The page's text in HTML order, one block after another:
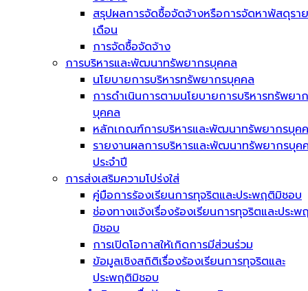
สรุปผลการจัดซื้อจัดจ้างหรือการจัดหาพัสดุราย
เดือน
การจัดซื้อจัดจ้าง
การบริหารและพัฒนาทรัพยากรบุคคล
นโยบายการบริหารทรัพยากรบุคคล
การดำเนินการตามนโยบายการบริหารทรัพยา
บุคคล
หลักเกณฑ์การบริหารและพัฒนาทรัพยากรบุค
รายงานผลการบริหารและพัฒนาทรัพยากรบุค
ประจำปี
การส่งเสริมความโปร่งใส่
คู่มือการร้องเรียนการทุจริตและประพฤติมิชอบ
ช่องทางแจ้งเรื่องร้องเรียนการทุจริตและประพ
มิชอบ
การเปิดโอกาสให้เกิดการมีส่วนร่วม
ข้อมูลเชิงสถิติเรื่องร้องเรียนการทุจริตและ
ประพฤติมิชอบ